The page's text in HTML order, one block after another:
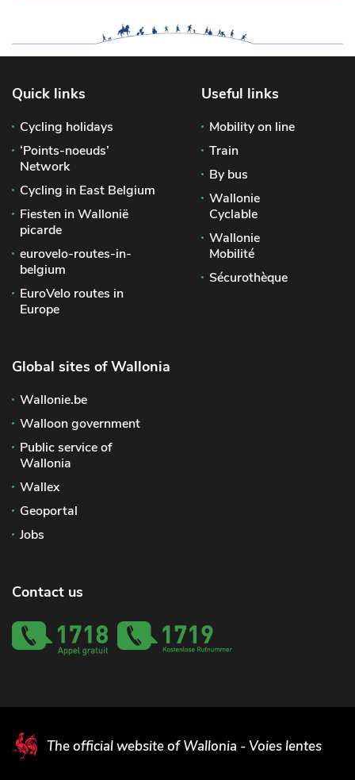
Quick links
Cycling holidays
‘Points-noeuds’
Network
Cycling in East Belgium
Fiesten in Wallonië
picarde
eurovelo-routes-in-
belgium
EuroVelo routes in
Europe
Useful links
Mobility on line
Train
By bus
Wallonie
Cyclable
Wallonie
Mobilité
Sécurothèque
Global sites of Wallonia
Wallonie.be
Walloon government
Public service of
Wallonia
Wallex
Geoportal
Jobs
Contact us
The official website of Wallonia - Voies lentes